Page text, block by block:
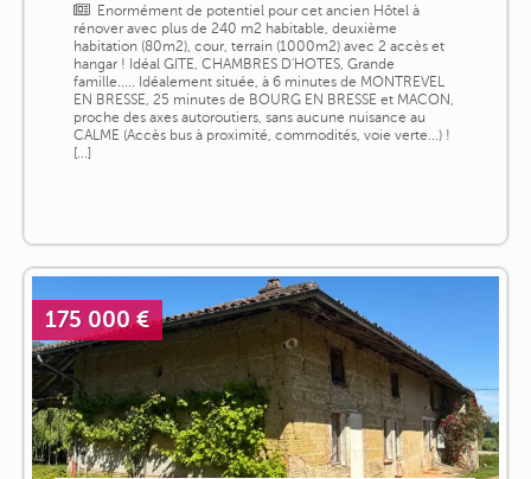
Enormément de potentiel pour cet ancien Hôtel à
rénover avec plus de 240 m2 habitable, deuxième
habitation (80m2), cour, terrain (1000m2) avec 2 accès et
hangar ! Idéal GITE, CHAMBRES D'HOTES, Grande
famille..... Idéalement située, à 6 minutes de MONTREVEL
EN BRESSE, 25 minutes de BOURG EN BRESSE et MACON,
proche des axes autoroutiers, sans aucune nuisance au
CALME (Accès bus à proximité, commodités, voie verte...) !
[...]
175 000 €